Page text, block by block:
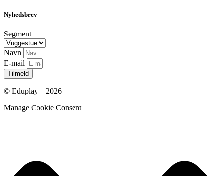
Nyhedsbrev
Segment
Navn
E-mail
Tilmeld
© Eduplay – 2026
Manage Cookie Consent